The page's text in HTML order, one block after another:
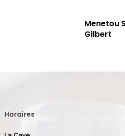
Menetou
Gilbert
Horaires